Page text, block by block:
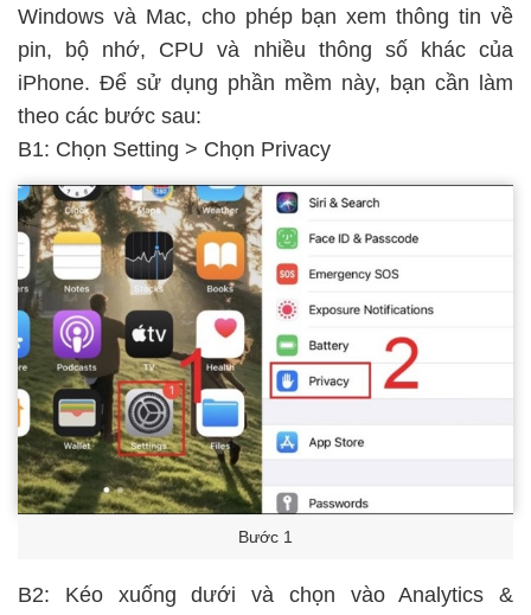
Windows và Mac, cho phép bạn xem thông tin về
pin, bộ nhớ, CPU và nhiều thông số khác của
iPhone. Để sử dụng phần mềm này, bạn cần làm
theo các bước sau:
B1: Chọn Setting > Chọn Privacy
Bước 1
B2: Kéo xuống dưới và chọn vào Analytics &